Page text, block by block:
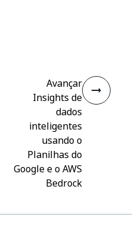
Avançar
Insights de
dados
inteligentes
usando o
Planilhas do
Google e o AWS
Bedrock